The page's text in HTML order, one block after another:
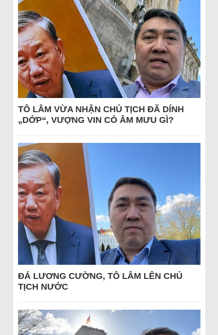
TÔ LÂM VỪA NHẬN CHỦ TỊCH ĐÃ DÍNH
„DỚP“, VƯỢNG VIN CÓ ÂM MƯU GÌ?
ĐÁ LƯƠNG CƯỜNG, TÔ LÂM LÊN CHỦ
TỊCH NƯỚC